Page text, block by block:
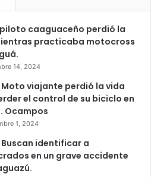
caaguaceño perdió la
practicaba motocross
14, 2024
Moto viajante perdió la vida
el control de su biciclo en
Ocampos
1, 2024
identificar a
en un grave accidente